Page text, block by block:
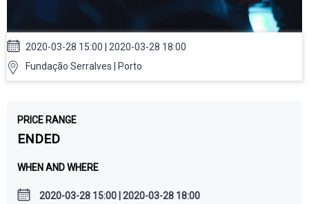
2020-03-28 15:00 | 2020-03-28 18:00
Fundação Serralves | Porto
PRICE RANGE
ENDED
WHEN AND WHERE
2020-03-28 15:00 | 2020-03-28 18:00